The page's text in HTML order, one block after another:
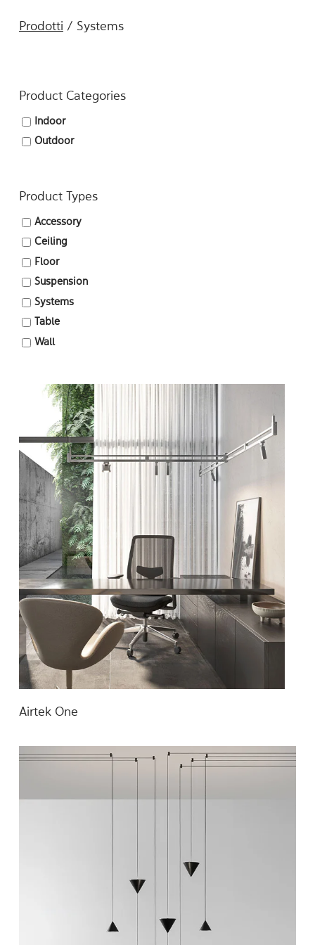
Prodotti / Systems
Product Categories
Indoor
Outdoor
Product Types
Accessory
Ceiling
Floor
Suspension
Systems
Table
Wall
Airtek One